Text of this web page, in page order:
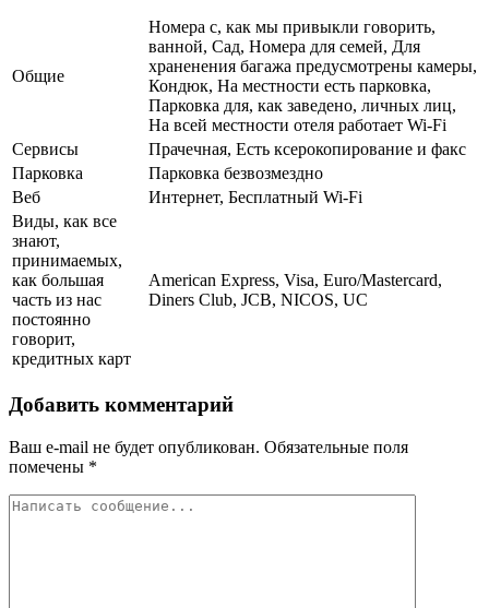
Общие
Номера с, как мы привыкли говорить,
ванной, Сад, Номера для семей, Для
храненения багажа предусмотрены камеры,
Кондюк, На местности есть парковка,
Парковка для, как заведено, личных лиц,
На всей местности отеля работает Wi-Fi
Сервисы
Прачечная, Есть ксерокопирование и факс
Парковка
Парковка безвозмездно
Веб
Интернет, Бесплатный Wi-Fi
Виды, как все
знают,
принимаемых,
как большая
часть из нас
постоянно
говорит,
кредитных карт
American Express, Visa, Euro/Mastercard,
Diners Club, JCB, NICOS, UC
Добавить комментарий
Ваш e-mail не будет опубликован. Обязательные поля
помечены *